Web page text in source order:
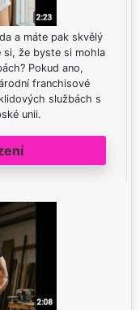
a máte pak skvělý
si, že byste si mohla
Pokud ano,
franchisové
službách s
unii.